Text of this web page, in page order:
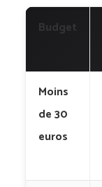
Budget
Moins
de 30
euros